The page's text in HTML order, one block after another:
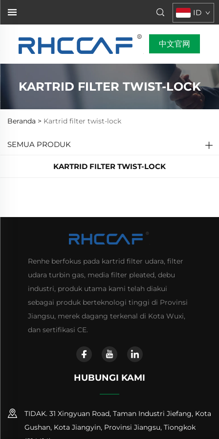
ID
中文官网
KARTRID FILTER TWIST-LOCK
Beranda > Kartrid filter twist-lock
SEMUA PRODUK
KARTRID FILTER TWIST-LOCK
Renhe berfokus pada kartrid filter udara, filter
udara turbin gas, media filter pleated, debu
industri, produk utama kami telah diakui
sebagai produk berteknologi tinggi di Provinsi
Jiangsu, merek dagang terkenal di Kota Wuxi,
dan sertifikasi CE.
HUBUNGI KAMI
TIDAK. 31 Xingyuan Road, Taman Industri Jiefang, Kota
Gushan, Kota Jiangyin, Provinsi Jiangsu, Tiongkok